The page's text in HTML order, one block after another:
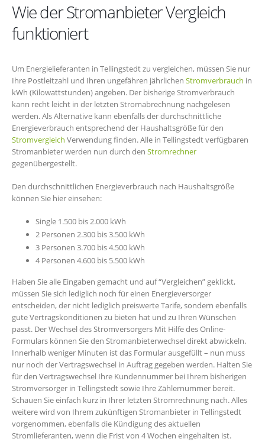
Wie der Stromanbieter Vergleich
funktioniert
Um Energielieferanten in Tellingstedt zu vergleichen, müssen Sie nur
Ihre Postleitzahl und Ihren ungefähren jährlichen Stromverbrauch in
kWh (Kilowattstunden) angeben. Der bisherige Stromverbrauch
kann recht leicht in der letzten Stromabrechnung nachgelesen
werden. Als Alternative kann ebenfalls der durchschnittliche
Energieverbrauch entsprechend der Haushaltsgröße für den
Stromvergleich Verwendung finden. Alle in Tellingstedt verfügbaren
Stromanbieter werden nun durch den Stromrechner
gegenübergestellt.
Den durchschnittlichen Energieverbrauch nach Haushaltsgröße
können Sie hier einsehen:
Single 1.500 bis 2.000 kWh
2 Personen 2.300 bis 3.500 kWh
3 Personen 3.700 bis 4.500 kWh
4 Personen 4.600 bis 5.500 kWh
Haben Sie alle Eingaben gemacht und auf “Vergleichen” geklickt,
müssen Sie sich lediglich noch für einen Energieversorger
entscheiden, der nicht lediglich preiswerte Tarife, sondern ebenfalls
gute Vertragskonditionen zu bieten hat und zu Ihren Wünschen
passt. Der Wechsel des Stromversorgers Mit Hilfe des Online-
Formulars können Sie den Stromanbieterwechsel direkt abwickeln.
Innerhalb weniger Minuten ist das Formular ausgefüllt – nun muss
nur noch der Vertragswechsel in Auftrag gegeben werden. Halten Sie
für den Vertragswechsel Ihre Kundennummer bei Ihrem bisherigen
Stromversorger in Tellingstedt sowie Ihre Zählernummer bereit.
Schauen Sie einfach kurz in Ihrer letzten Stromrechnung nach. Alles
weitere wird von Ihrem zukünftigen Stromanbieter in Tellingstedt
vorgenommen, ebenfalls die Kündigung des aktuellen
Stromlieferanten, wenn die Frist von 4 Wochen eingehalten ist.